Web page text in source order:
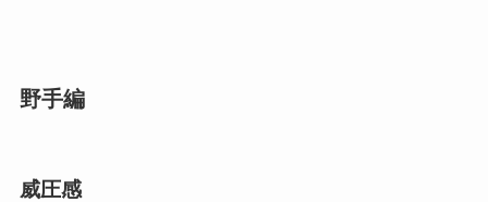
野手編
威圧感